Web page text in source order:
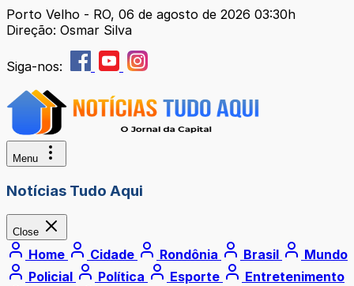
Porto Velho - RO, 06 de agosto de 2026 03:30h
Direção: Osmar Silva
Siga-nos:
Menu
Notícias Tudo Aqui
Close
Home Cidade Rondônia Brasil
Mundo
Policial
Política Esporte
Entretenimento